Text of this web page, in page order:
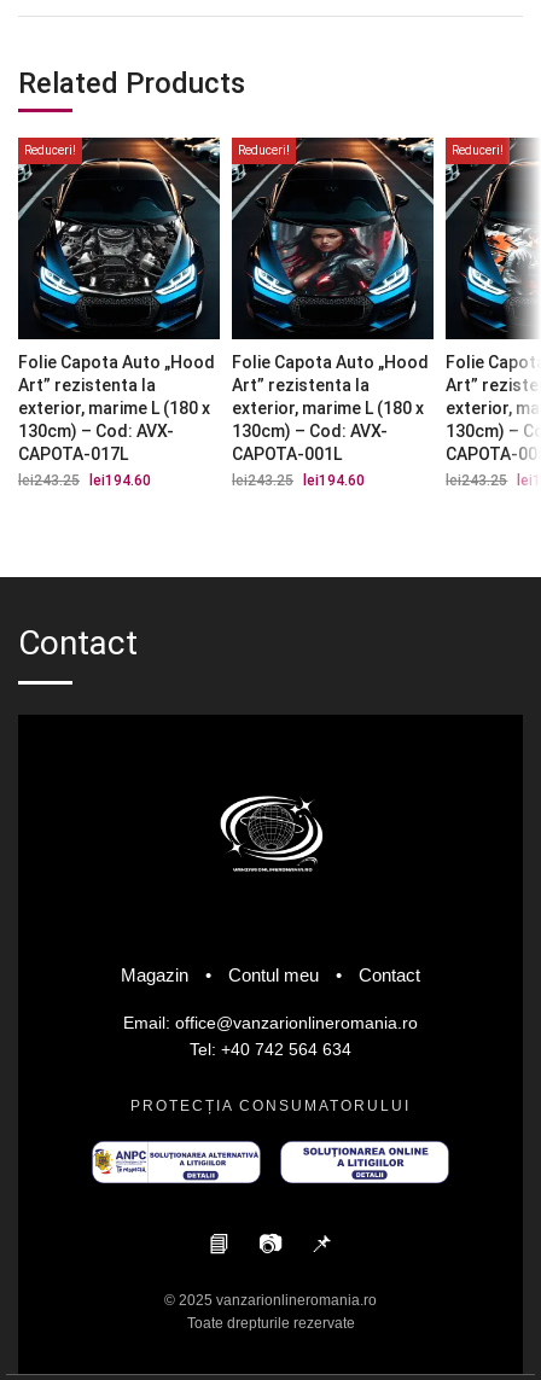
Related Products
Reduceri!
Folie Capota Auto „Hood
Art” rezistenta la
exterior, marime L (180 x
130cm) – Cod: AVX-
CAPOTA-017L
lei243.25
Prețul
lei194.60
Reduceri!
Folie Capota Auto „Hood
Art” rezistenta la
exterior, marime L (180 x
130cm) – Cod: AVX-
CAPOTA-001L
lei243.25
Prețul
lei194.60
Reduceri!
Folie
Art”
exterior,
130cm) –
CAPOTA-
lei243.25 lei
Contact
Magazin • Contul meu • Contact
Email: office@vanzarionlineromania.ro
Tel: +40 742 564 634
PROTECȚIA CONSUMATORULUI
📘 📷 📌
© 2025 vanzarionlineromania.ro
Toate drepturile rezervate